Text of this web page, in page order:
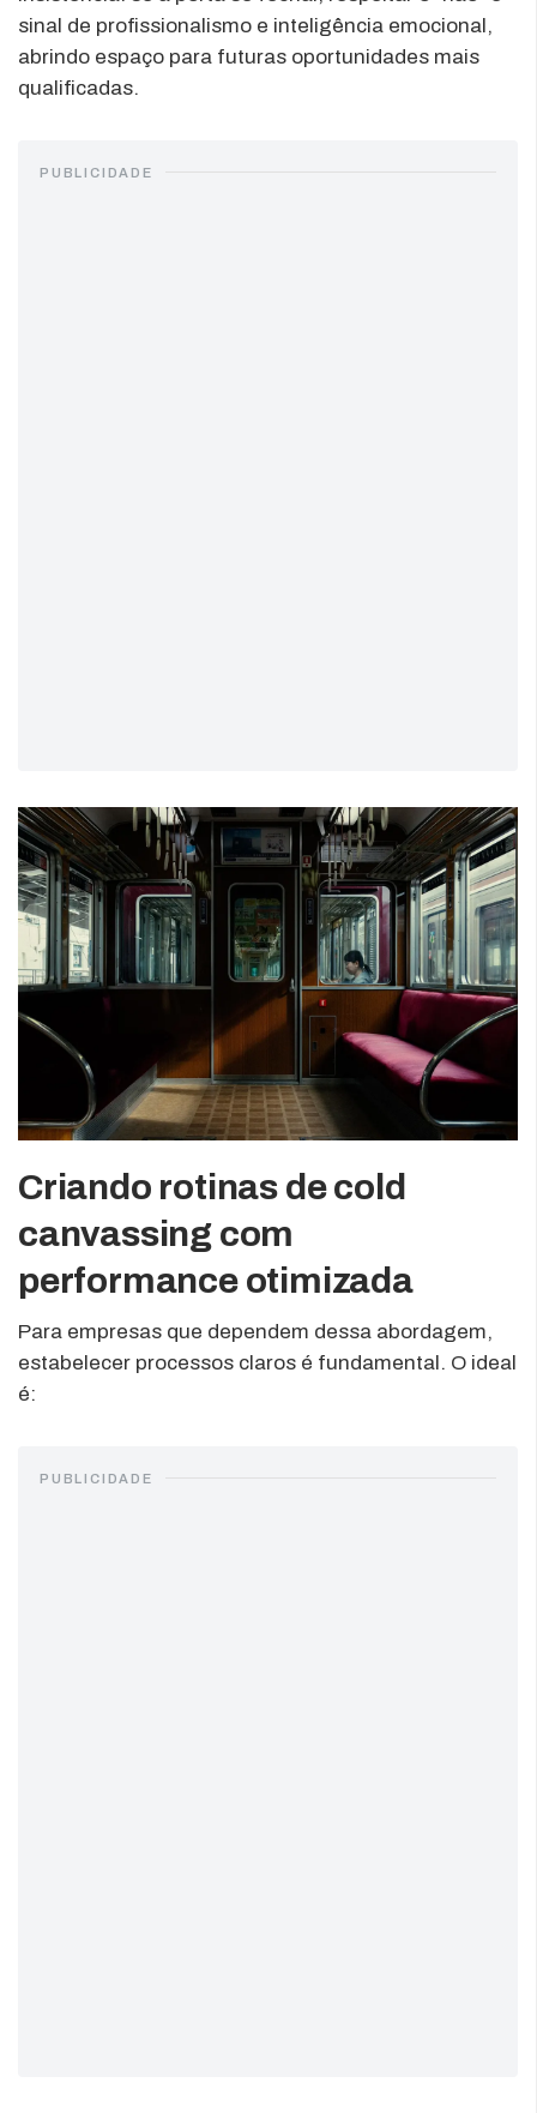
sinal de profissionalismo e inteligência emocional,
abrindo espaço para futuras oportunidades mais
qualificadas.
PUBLICIDADE
Criando rotinas de cold
canvassing com
performance otimizada
Para empresas que dependem dessa abordagem,
estabelecer processos claros é fundamental. O ideal
é:
PUBLICIDADE